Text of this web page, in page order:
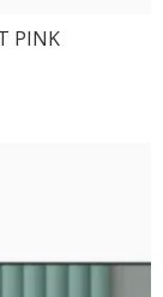
PINK